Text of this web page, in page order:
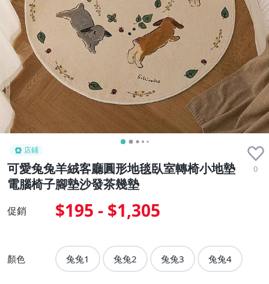
店鋪
可愛兔兔羊絨客廳圓形地毯臥室轉椅小地墊
電腦椅子腳墊沙發茶幾墊
0
促銷 $195 - $1,305
顏色 兔兔1 兔兔2 兔兔3 兔兔4